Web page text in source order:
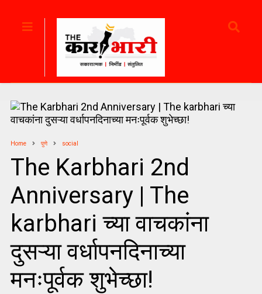
Home पुणे social
The Karbhari 2nd
Anniversary | The
karbhari च्या वाचकांना
दुसऱ्या वर्धापनदिनाच्या
मनःपूर्वक शुभेच्छा!